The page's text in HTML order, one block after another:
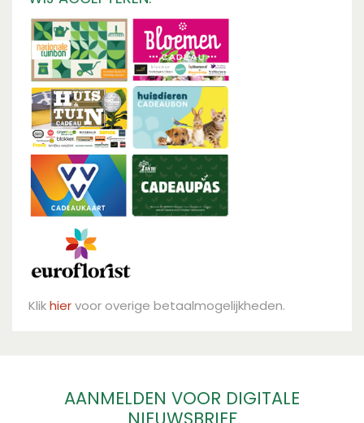
Klikhiervoor overige betaalmogelijkheden.
AANMELDEN VOOR DIGITALE